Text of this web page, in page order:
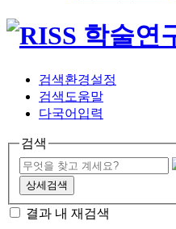
검색환경설정
검색도움말
다국어입력
검색
상세검색
결과 내 재검색